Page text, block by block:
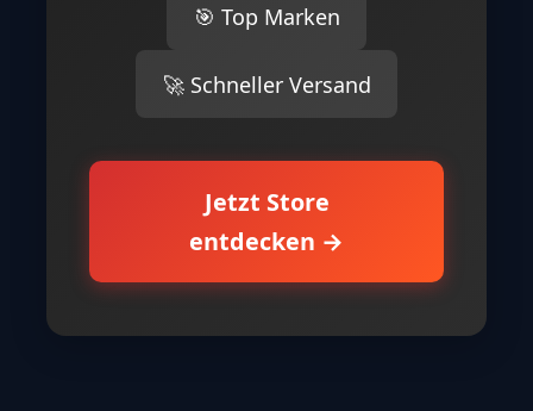
🎯 Top Marken
🚀 Schneller Versand
Jetzt Store
entdecken →